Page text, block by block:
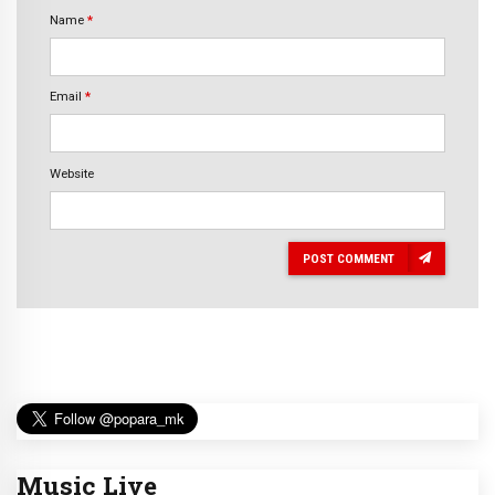
Name *
Email *
Website
POST COMMENT
Music Live